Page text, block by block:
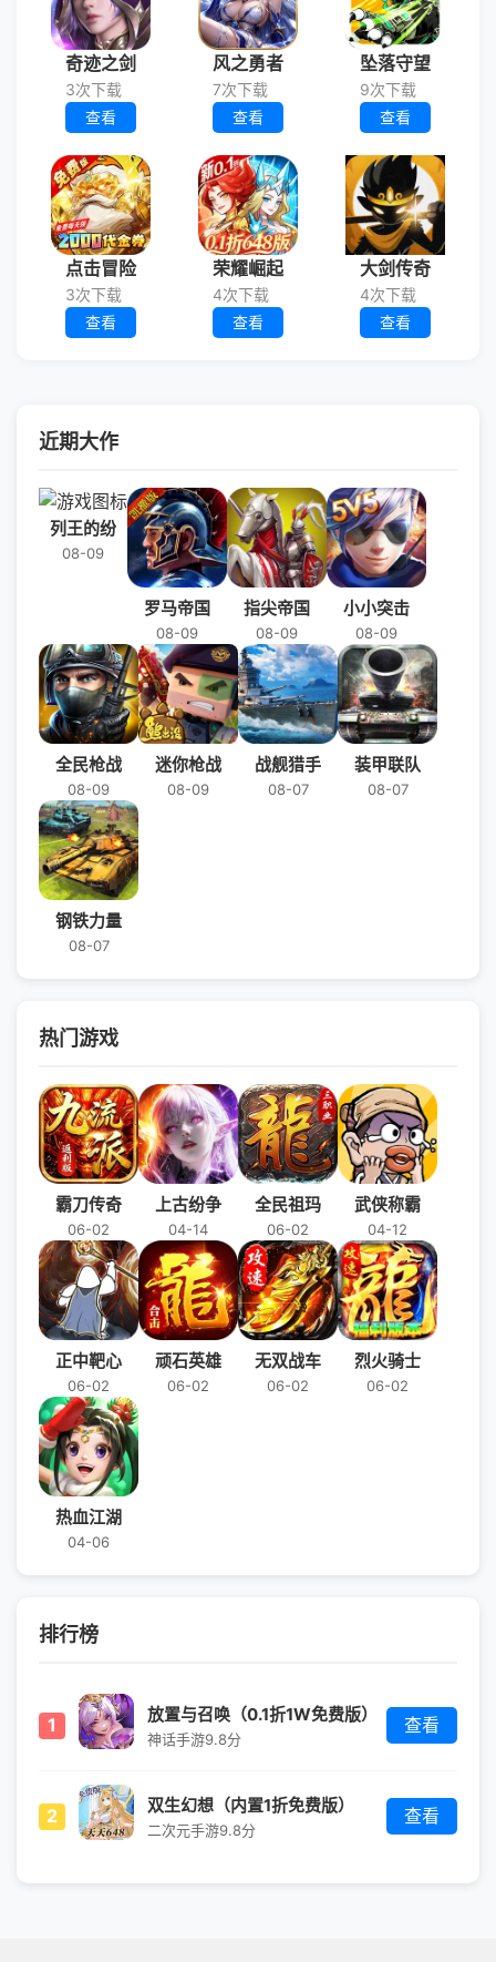
奇迹之剑
3次下载
查看
风之勇者
7次下载
查看
坠落守望
9次下载
查看
点击冒险
3次下载
查看
荣耀崛起
4次下载
查看
大剑传奇
4次下载
查看
近期大作
列王的纷
08-09
罗马帝国
08-09
指尖帝国
08-09
小小突击
08-09
全民枪战
08-09
迷你枪战
08-09
战舰猎手
08-07
装甲联队
08-07
钢铁力量
08-07
热门游戏
霸刀传奇
06-02
上古纷争
04-14
全民祖玛
06-02
武侠称霸
04-12
正中靶心
06-02
顽石英雄
06-02
无双战车
06-02
烈火骑士
06-02
热血江湖
04-06
排行榜
1 放置与召唤（0.1折1W免费版）
神话手游9.8分
查看
2 双生幻想（内置1折免费版）
二次元手游9.8分
查看